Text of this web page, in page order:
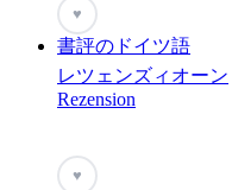
♥
書評のドイツ語
レツェンズィオーン
Rezension
♥